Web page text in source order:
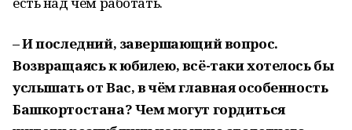
– И последний, завершающий вопрос.
Возвращаясь к юбилею, всё-таки хотелось бы
услышать от Вас, в чём главная особенность
Башкортостана? Чем могут гордиться